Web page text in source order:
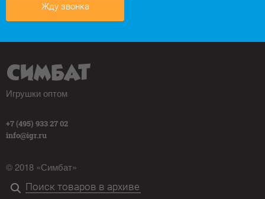
Жду звонка
Игрушки оптом
+7 (495) 933 27 02
info@igr.ru
© 2018 «Симбат»